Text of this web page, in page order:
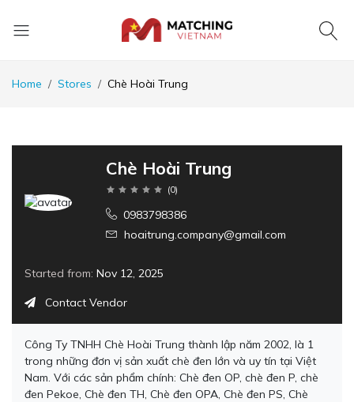
Home Stores Chè Hoài Trung
Chè Hoài Trung
(0)
0983798386
hoaitrung.company@gmail.com
Started from: Nov 12, 2025
Contact Vendor
Công Ty TNHH Chè Hoài Trung thành lập năm 2002, là 1
trong những đơn vị sản xuất chè đen lớn và uy tín tại Việt
Nam. Với các sản phẩm chính: Chè đen OP, chè đen P, chè
đen Pekoe, Chè đen TH, Chè đen OPA, Chè đen PS, Chè